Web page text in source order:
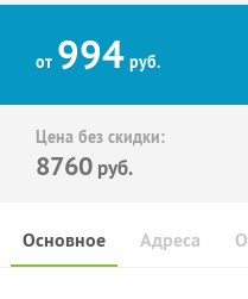
от 994 руб.
Цена без скидки:
8760 руб.
Основное Адреса